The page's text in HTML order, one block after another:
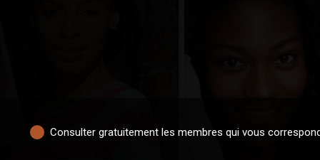
Consulter gratuitement les membres qui vous